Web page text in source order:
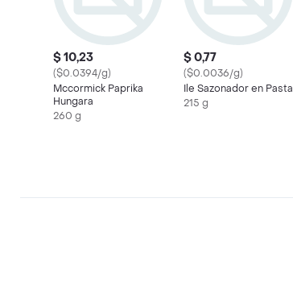
$ 10,23
($0.0394/g)
Mccormick Paprika
Hungara
260 g
$ 0,77
($0.0036/g)
Ile Sazonador en Pasta
215 g